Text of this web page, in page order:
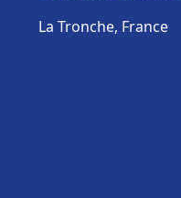
La Tronche, France